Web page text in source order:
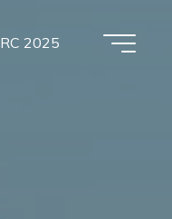
RC 2025